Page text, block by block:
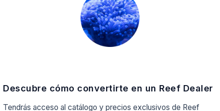
Descubre cómo convertirte en un Reef Dealer
Tendrás acceso al catálogo y precios exclusivos de Reef